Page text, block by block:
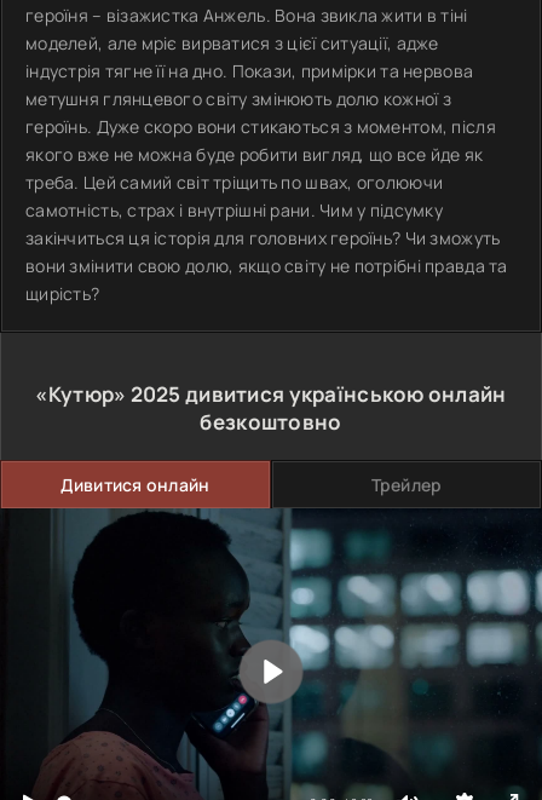
героїня – візажистка Анжель. Вона звикла жити в тіні
моделей, але мріє вирватися з цієї ситуації, адже
індустрія тягне її на дно. Покази, примірки та нервова
метушня глянцевого світу змінюють долю кожної з
героїнь. Дуже скоро вони стикаються з моментом, після
якого вже не можна буде робити вигляд, що все йде як
треба. Цей самий світ тріщить по швах, оголюючи
самотність, страх і внутрішні рани. Чим у підсумку
закінчиться ця історія для головних героїнь? Чи зможуть
вони змінити свою долю, якщо світу не потрібні правда та
щирість?
«Кутюр» 2025 дивитися українською онлайн
безкоштовно
Дивитися онлайн Трейлер